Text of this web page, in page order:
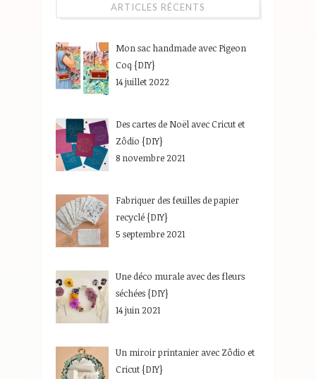
ARTICLES RÉCENTS
Mon sac handmade avec Pigeon
Coq {DIY}
14 juillet 2022
Des cartes de Noël avec Cricut et
Zôdio {DIY}
8 novembre 2021
Fabriquer des feuilles de papier
recyclé {DIY}
5 septembre 2021
Une déco murale avec des fleurs
séchées {DIY}
14 juin 2021
Un miroir printanier avec Zôdio et
Cricut {DIY}